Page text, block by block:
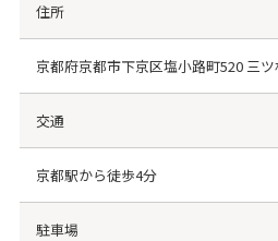
住所
京都府京都市下京区塩小路町520 三
交通
京都駅から徒歩4分
駐車場